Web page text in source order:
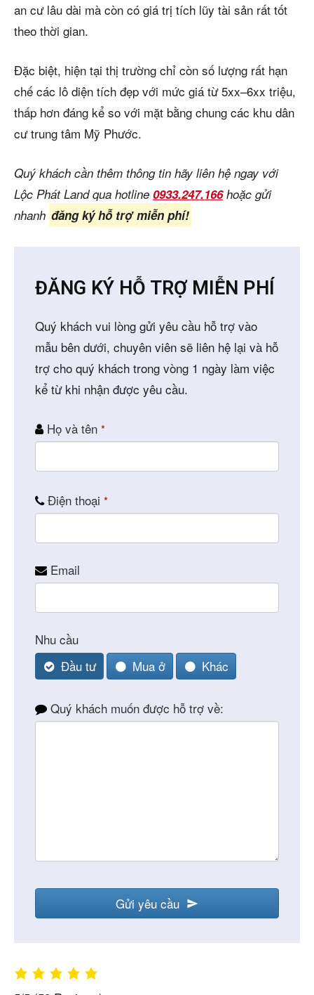
an cư lâu dài mà còn có giá trị tích lũy tài sản rất tốt
theo thời gian.
Đặc biệt, hiện tại thị trường chỉ còn số lượng rất hạn
chế các lô diện tích đẹp với mức giá từ 5xx–6xx triệu,
thấp hơn đáng kể so với mặt bằng chung các khu dân
cư trung tâm Mỹ Phước.
Quý khách cần thêm thông tin hãy liên hệ ngay với
Lộc Phát Land qua hotline 0933.247.166hoặc gửi
nhanh đăng ký hỗ trợ miễn phí!
ĐĂNG KÝ HỖ TRỢ MIỄN PHÍ
Quý khách vui lòng gửi yêu cầu hỗ trợ vào
mẫu bên dưới, chuyên viên sẽ liên hệ lại và hỗ
trợ cho quý khách trong vòng 1 ngày làm việc
kể từ khi nhận được yêu cầu.
Họ và tên *
Điện thoại *
Email
Nhu cầu
Đầu tư
Mua ở Khác
Quý khách muốn được hỗ trợ về:
Gửi yêu cầu